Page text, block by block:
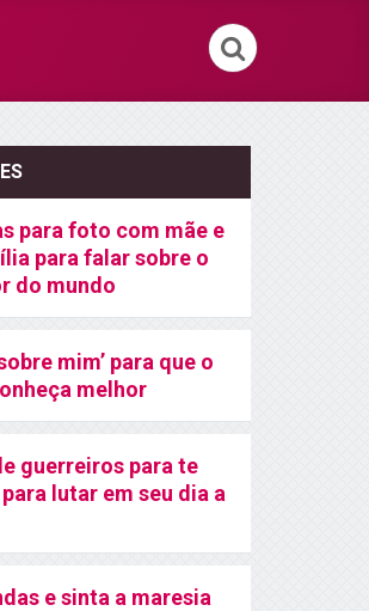
para foto com mãe e
para falar sobre o
do mundo
mim’ para que o
melhor
guerreiros para te
lutar em seu dia a
e sinta a maresia